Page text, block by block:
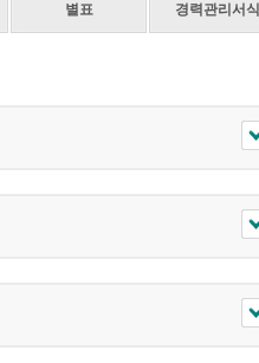
별표 경력관리서식